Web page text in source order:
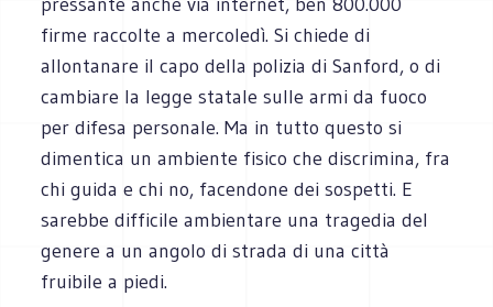
firme raccolte a mercoledì. Si chiede di
allontanare il capo della polizia di Sanford, o di
cambiare la legge statale sulle armi da fuoco
per difesa personale. Ma in tutto questo si
dimentica un ambiente fisico che discrimina, fra
chi guida e chi no, facendone dei sospetti. E
sarebbe difficile ambientare una tragedia del
genere a un angolo di strada di una città
fruibile a piedi.